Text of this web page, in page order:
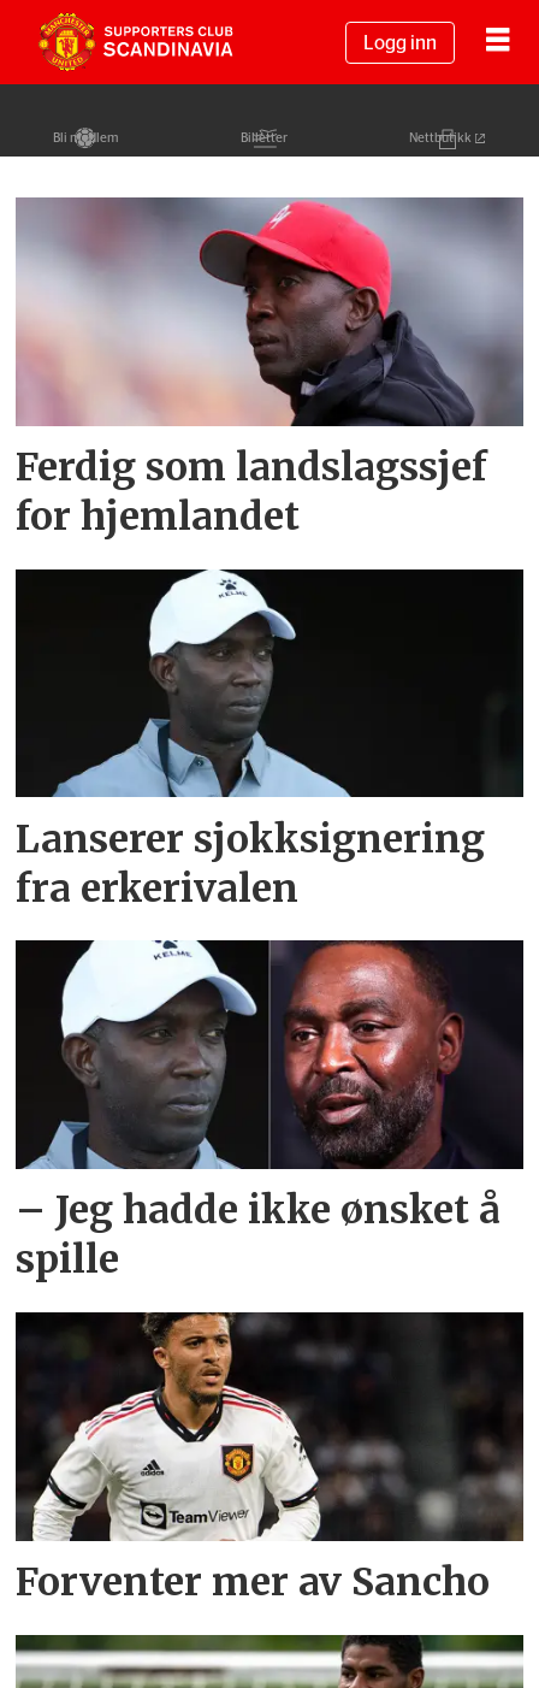
Logg inn
Bli medlem Billetter Nettbutikk
Tag:
dwight
yorke
Ferdig som landslagssjef
for hjemlandet
Lanserer sjokksignering
fra erkerivalen
– Jeg hadde ikke ønsket å
spille
Forventer mer av Sancho